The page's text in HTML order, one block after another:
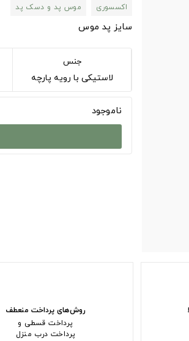
اکسسوری
موس پد و دسک پد
سایز پد موس
جنس
لاستیکی با رویه پارچه
ناموجود
روش‌های پرداخت منعطف
پرداخت قسطی و
پرداخت درب منزل